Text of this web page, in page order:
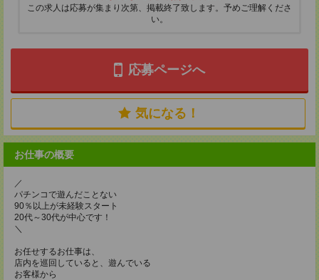
この求人は応募が集まり次第、掲載終了致します。予めご理解くださ
い。
応募ページへ
気になる！
お仕事の概要
／
パチンコで遊んだことない
90％以上が未経験スタート
20代～30代が中心です！
＼
お任せするお仕事は、
店内を巡回していると、遊んでいる
お客様から